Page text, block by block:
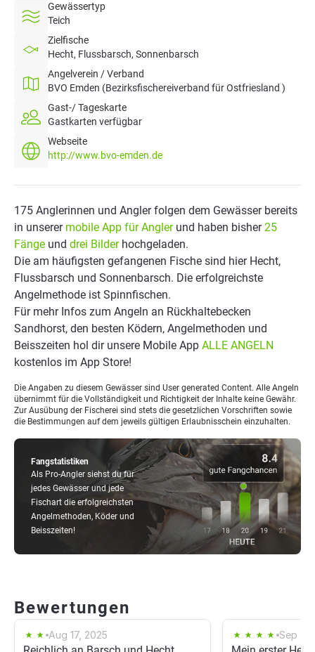
Gewässertyp
Teich
Zielfische
Hecht, Flussbarsch, Sonnenbarsch
Angelverein / Verband
BVO Emden (Bezirksfischereiverband für Ostfriesland )
Gast-/ Tageskarte
Gastkarten verfügbar
Webseite
http://www.bvo-emden.de
Fangstatistiken
Als Pro-Angler siehst du für
jedes Gewässer und jede
Fischart die erfolgreichsten
Angelmethoden, Köder und
Beisszeiten!
175 Anglerinnen und Angler folgen dem Gewässer bereits
in unserer mobile App für Anglerund haben bisher25
Fänge und drei Bilderhochgeladen.
Die am häufigsten gefangenen Fische sind hier Hecht,
Flussbarsch und Sonnenbarsch. Die erfolgreichste
Angelmethode ist Spinnfischen.
Für mehr Infos zum Angeln an Rückhaltebecken
Sandhorst, den besten Ködern, Angelmethoden und
Beisszeiten hol dir unsere Mobile App ALLE ANGELN
kostenlos im App Store!
Die Angaben zu diesem Gewässer sind User generated Content. Alle Angeln
übernimmt für die Vollständigkeit und Richtigkeit der Inhalte keine Gewähr.
Zur Ausübung der Fischerei sind stets die gesetzlichen Vorschriften sowie
die Bestimmungen auf dem jeweils gültigen Erlaubnisschein einzuhalten.
Bewertungen
Aug 17, 2025 Sep